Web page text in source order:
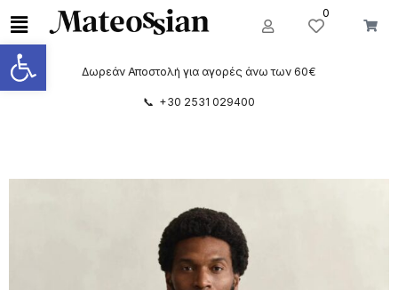
Ανοίξτε τη γραμμή εργαλείων
0
Δωρεάν Αποστολή για αγορές άνω των 60€
📞 +30 2531 029400